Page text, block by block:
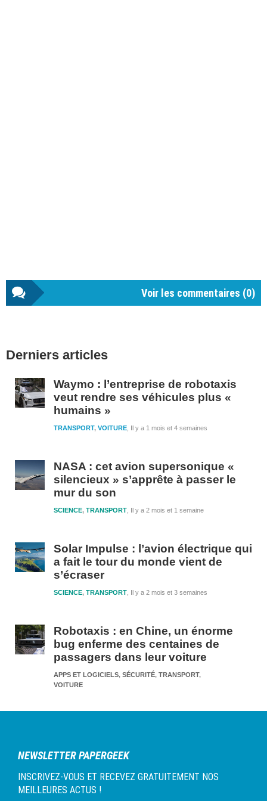
Voir les commentaires (0)
latérale
Derniers articles
Waymo : l’entreprise de robotaxis
veut rendre ses véhicules plus «
humains »
Il y a 1 mois et 4 semaines
TRANSPORT, VOITURE
NASA : cet avion supersonique «
silencieux » s’apprête à passer le
mur du son
Il y a 2 mois et 1 semaine
SCIENCE, TRANSPORT
Solar Impulse : l’avion électrique qui
a fait le tour du monde vient de
s’écraser
Il y a 2 mois et 3 semaines
SCIENCE, TRANSPORT
Robotaxis : en Chine, un énorme
bug enferme des centaines de
passagers dans leur voiture
APPS ET LOGICIELS, SÉCURITÉ, TRANSPORT,
VOITURE
NEWSLETTER PAPERGEEK
INSCRIVEZ-VOUS ET RECEVEZ GRATUITEMENT NOS
MEILLEURES ACTUS !